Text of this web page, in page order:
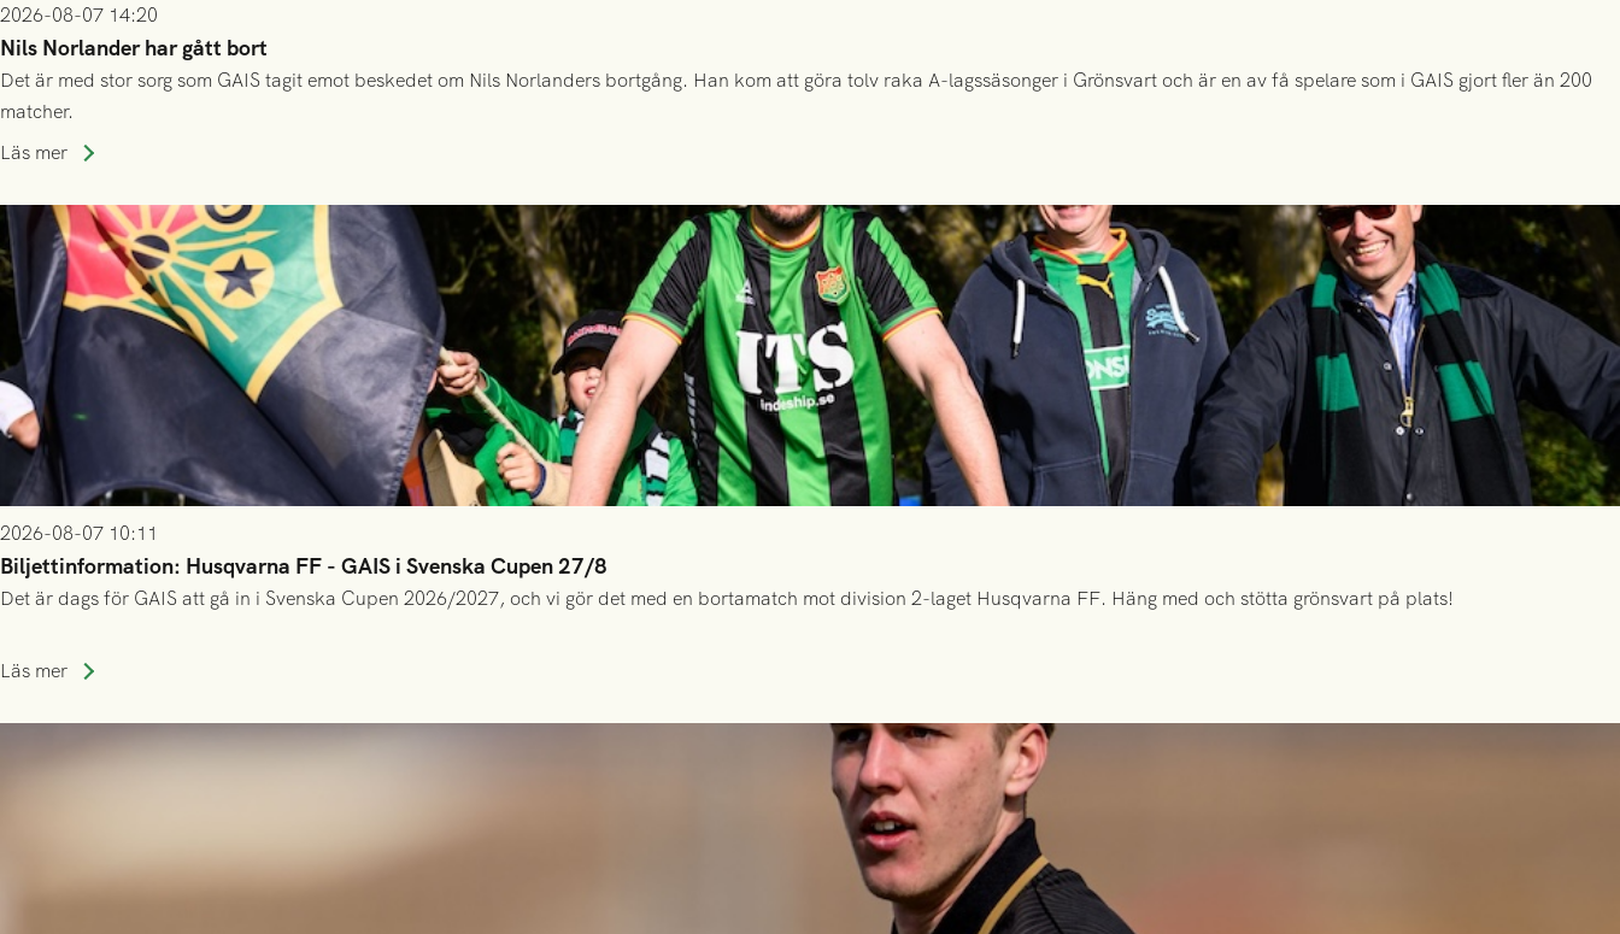
2026-08-07 14:20
Nils Norlander har gått bort
Det är med stor sorg som GAIS tagit emot beskedet om Nils Norlanders bortgång. Han kom att göra tolv raka A-lagssäsonger i Grönsvart och är en av få spelare som i GAIS gjort fler än 200
matcher.
Läs mer
2026-08-07 10:11
Biljettinformation: Husqvarna FF - GAIS i Svenska Cupen 27/8
Det är dags för GAIS att gå in i Svenska Cupen 2026/2027, och vi gör det med en bortamatch mot division 2-laget Husqvarna FF. Häng med och stötta grönsvart på plats!
Läs mer